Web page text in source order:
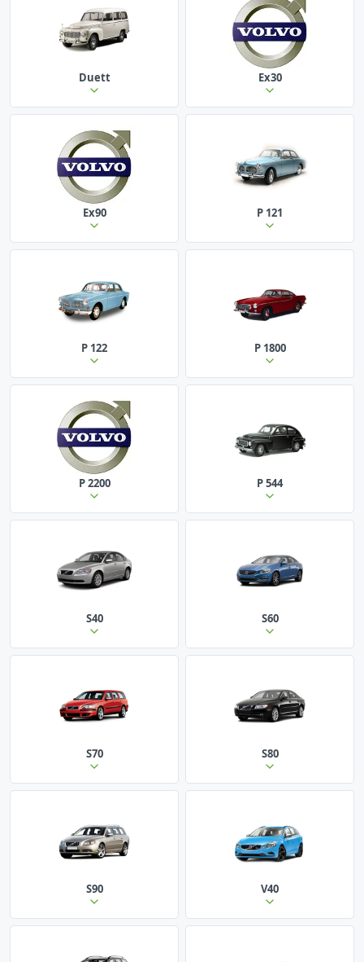
Duett Ex30
Ex90 P 121
P 122 P 1800
P 2200 P 544
S40 S60
S70 S80
S90 V40